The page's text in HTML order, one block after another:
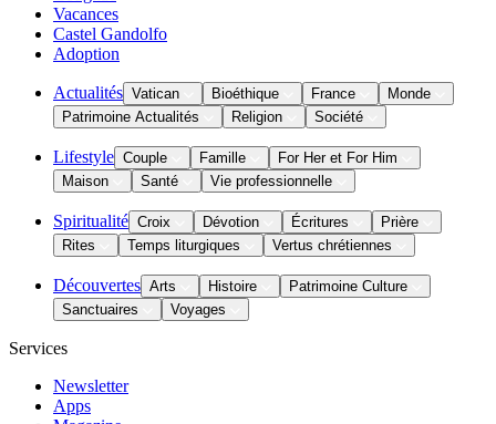
Vacances
Castel Gandolfo
Adoption
Actualités Vatican Bioéthique France
Monde
Patrimoine Actualités
Religion Société
Lifestyle Couple Famille
For Her et For Him
Maison
Santé Vie professionnelle
Spiritualité Croix Dévotion Écritures
Prière
Rites
Temps liturgiques Vertus chrétiennes
Découvertes Arts Histoire
Patrimoine Culture
Sanctuaires
Voyages
Services
Newsletter
Apps